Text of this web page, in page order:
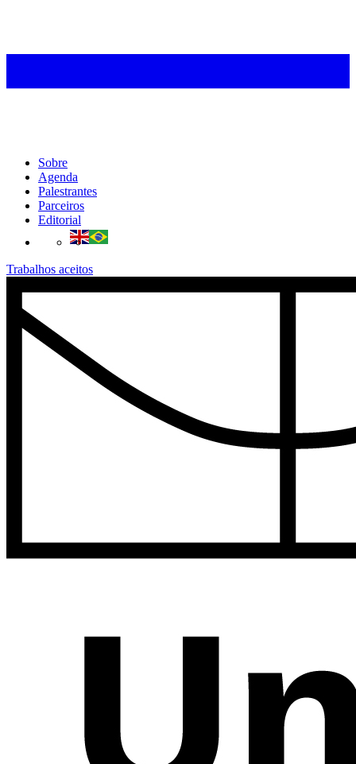
Sobre
Agenda
Palestrantes
Parceiros
Editorial
Trabalhos aceitos